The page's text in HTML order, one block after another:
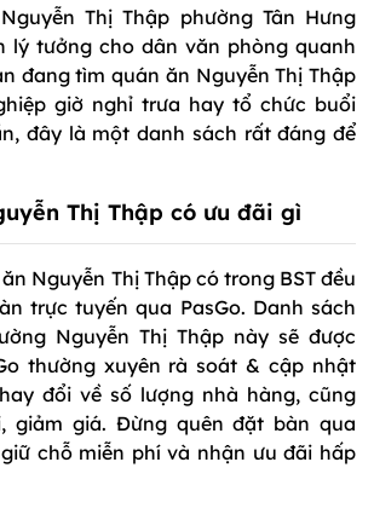
Thị Thập phường Tân Hưng
lý tưởng cho dân văn phòng quanh
đang tìm quán ăn Nguyễn Thị Thập
giờ nghỉ trưa hay tổ chức buổi
đây là một danh sách rất đáng để
Thị Thập có ưu đãi gì
Nguyễn Thị Thập có trong BST đều
trực tuyến qua PasGo. Danh sách
Nguyễn Thị Thập này sẽ được
thường xuyên rà soát & cập nhật
đổi về số lượng nhà hàng, cũng
giảm giá. Đừng quên đặt bàn qua
chỗ miễn phí và nhận ưu đãi hấp